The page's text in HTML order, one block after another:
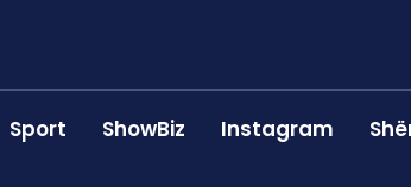
Sport ShowBiz Instagram